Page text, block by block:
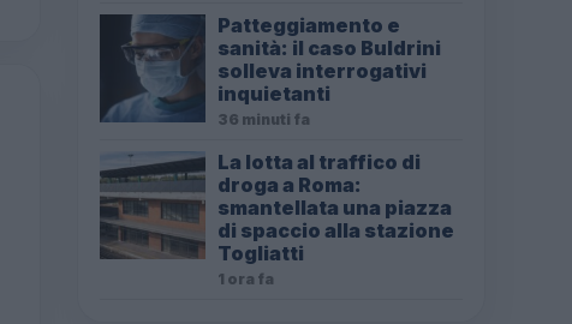
Patteggiamento e
sanità: il caso Buldrini
solleva interrogativi
inquietanti
36 minuti fa
La lotta al traffico di
droga a Roma:
smantellata una piazza
di spaccio alla stazione
Togliatti
1 ora fa